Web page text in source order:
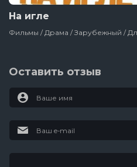
На игле
Оставить отзыв